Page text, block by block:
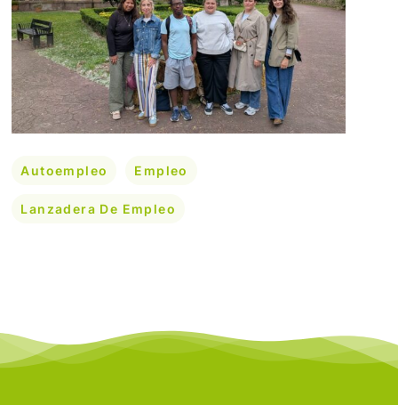
Autoempleo Empleo
Lanzadera De Empleo